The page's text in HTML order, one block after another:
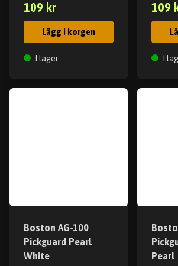
109 kr
Lägg i korgen
I lager
109
I
Boston AG-100
Pickguard Pearl
White
Pearl